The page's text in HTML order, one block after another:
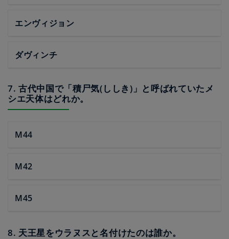
エンヴィジョン
ダヴィンチ
7. 古代中国で「積尸気(ししき)」と呼ばれていたメ
シエ天体はどれか。
M44
M42
M45
8. 天王星をウラヌスと名付けたのは誰か。